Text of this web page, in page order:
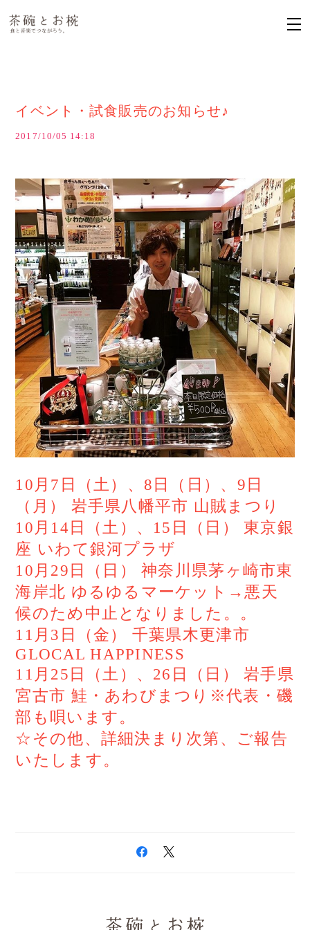
イベント・試食販売のお知らせ♪
2017/10/05 14:18
10 月 7 日（土）、 8 日（日）、 9 日
（月）
岩手県八幡平市 山賊まつり
10 月 14 日（土）、 15 日（日）
東京銀
座 いわて銀河プラザ
10 月 29 日（日）
神奈川県茅ヶ崎市東
海岸北 ゆるゆるマーケット→悪天
候のため中止となりました。。
11 月 3 日（金）
千葉県木更津市
GLOCAL HAPPINESS
11 月 25 日（土）、 26 日（日）
岩手県
宮古市 鮭・あわびまつり※代表・磯
部も唄います。
☆ その他、詳細決まり次第、ご報告
いたします。